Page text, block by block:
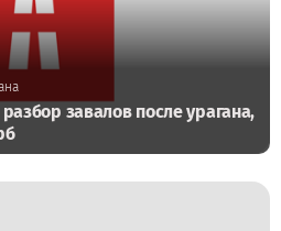
завалов после урагана,